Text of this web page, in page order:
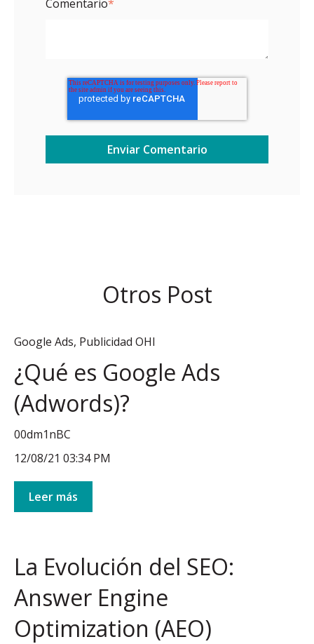
Comentario*
Otros Post
Google Ads, Publicidad OHI
¿Qué es Google Ads
(Adwords)?
00dm1nBC
12/08/21 03:34 PM
Leer más
La Evolución del SEO:
Answer Engine
Optimization (AEO)